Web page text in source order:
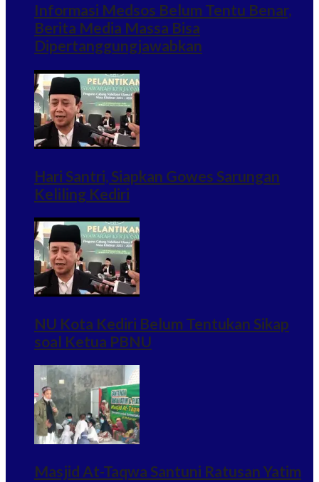
Informasi Medsos Belum Tentu Benar,
Berita Media Massa Bisa
Dipertanggungjawabkan
Hari Santri, Siapkan Gowes Sarungan
Keliling Kediri
NU Kota Kediri Belum Tentukan Sikap
soal Ketua PBNU
Masjid At-Taqwa Santuni Ratusan Yatim